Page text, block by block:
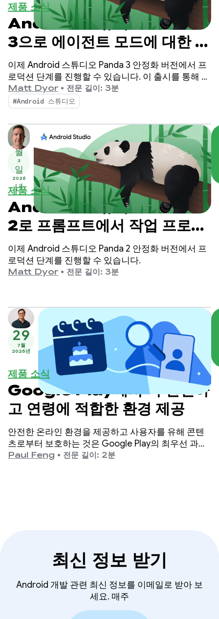
제품 소식
Android 스튜디오 Panda
3으로 에이전트 모드에 대한 안
내 및 제어력 높이기
이제 Android 스튜디오 Panda 3 안정화 버전에서 프
로덕션 단계를 진행할 수 있습니다. 이 출시를 통해 AI
기반 워크플로를 더욱 세부적으로 제어하고 맞춤설정
할 수 있어 이전보다 훨씬 쉽게 고품질 Android 앱을
빌드할 수 있습니다.
Matt Dyor • 전문 길이: 3분
#Android 스튜디오
3
월
3
일
2026
년
제품 소식
Android 스튜디오 Panda
2로 프롬프트에서 작업 프로토
타입으로 이동
이제 Android 스튜디오 Panda 2 안정화 버전에서 프
로덕션 단계를 진행할 수 있습니다.
Matt Dyor • 전문 길이: 3분
29
7월
2026년
제품 소식
Google Play에서 더 안전하
고 연령에 적합한 환경 제공
안전한 온라인 환경을 제공하고 사용자를 유해 콘텐
츠로부터 보호하는 것은 Google Play의 최우선 과제
입니다.
Paul Feng • 전문 길이: 2분
최신 정보 받기
Android 개발 관련 최신 정보를 이메일로 받아 보
세요. 매주